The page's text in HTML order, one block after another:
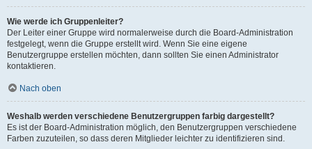
Wie werde ich Gruppenleiter?
Der Leiter einer Gruppe wird normalerweise durch die Board-Administration
festgelegt, wenn die Gruppe erstellt wird. Wenn Sie eine eigene
Benutzergruppe erstellen möchten, dann sollten Sie einen Administrator
kontaktieren.
Nach oben
Weshalb werden verschiedene Benutzergruppen farbig dargestellt?
Es ist der Board-Administration möglich, den Benutzergruppen verschiedene
Farben zuzuteilen, so dass deren Mitglieder leichter zu identifizieren sind.